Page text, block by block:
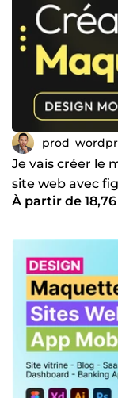
Je vais créer le
site web avec
À partir de 18,76